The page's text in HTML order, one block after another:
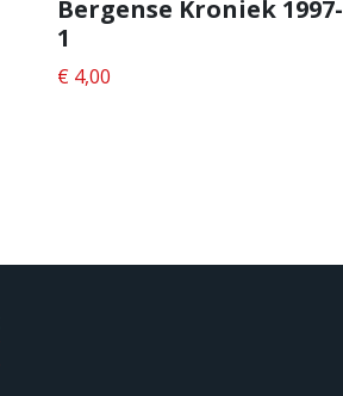
Bergense Kroniek 1997-
1
€ 4,00